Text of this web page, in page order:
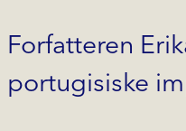
Forfatteren
portugisiske